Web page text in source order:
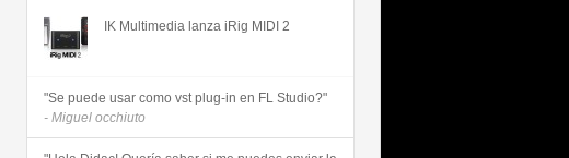
IK Multimedia lanza iRig MIDI 2
"Se puede usar como vst plug-in en FL Studio?"
- Miguel occhiuto